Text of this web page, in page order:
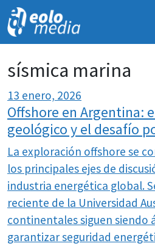
sísmica marina
13 enero, 2026
Offshore en Argentina:
geológico y el desafío
La exploración offshore se
los principales ejes de
industria energética global.
reciente de la Universidad
continentales siguen siendo
garantizar seguridad